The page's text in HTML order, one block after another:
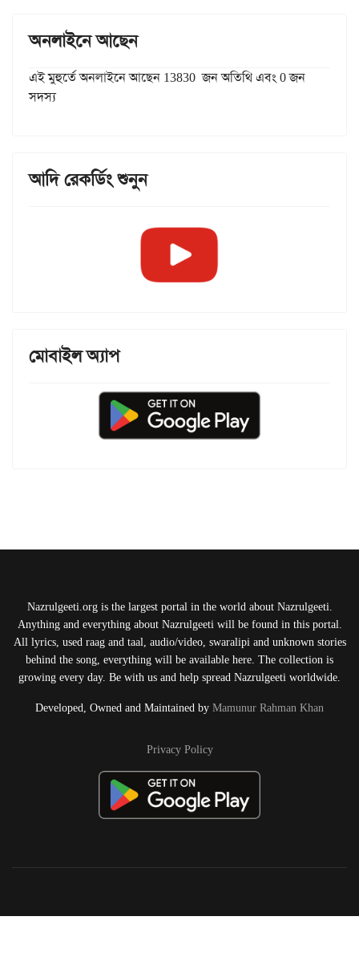
অনলাইনে আছেন
এই মুহুর্তে অনলাইনে আছেন 13830 জন অতিথি এবং 0 জন
সদস্য
আদি রেকর্ডিং শুনুন
মোবাইল অ্যাপ
Nazrulgeeti.org is the largest portal in the world about Nazrulgeeti.
Anything and everything about Nazrulgeeti will be found in this portal.
All lyrics, used raag and taal, audio/video, swaralipi and unknown stories
behind the song, everything will be available here. The collection is
growing every day. Be with us and help spread Nazrulgeeti worldwide.
Developed, Owned and Maintained by Mamunur Rahman Khan
Privacy Policy